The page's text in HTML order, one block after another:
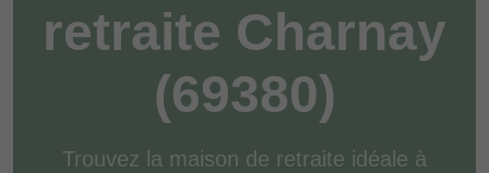
retraite Charnay
(69380)
Trouvez la maison de retraite idéale à